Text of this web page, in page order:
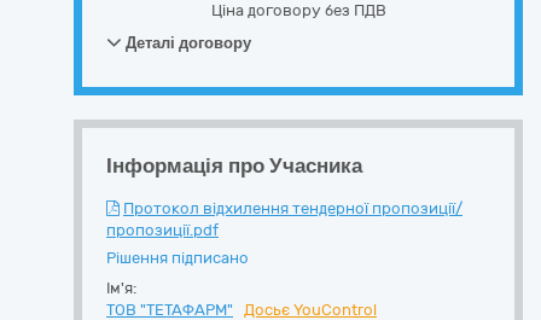
Ціна договору без ПДВ
Деталі договору
Інформація про Учасника
Протокол відхилення тендерної пропозиції/
пропозиції.pdf
Рішення підписано
Ім'я:
ТОВ "ТЕТАФАРМ"
Досьє YouControl